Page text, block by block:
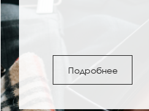
Женские сапоги и полусапожки: с
чем носить и как выбрать
Подробнее